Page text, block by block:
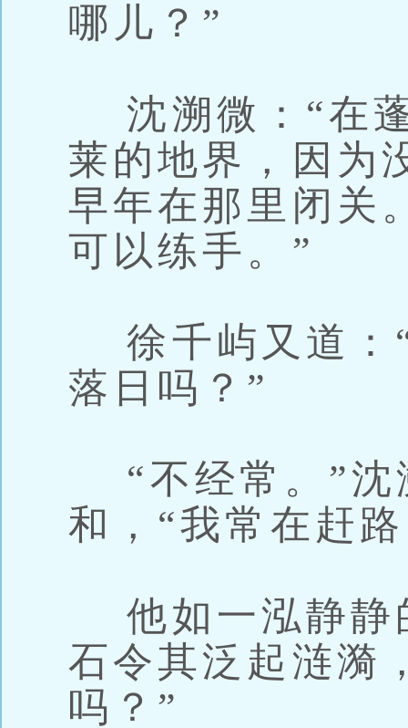
哪儿？”
沈溯微：“在
莱的地界，因为
早年在那里闭关
可以练手。”
徐千屿又道：
落日吗？”
“不经常。”沈
和，“我常在赶
他如一泓静静
石令其泛起涟漪
吗？”